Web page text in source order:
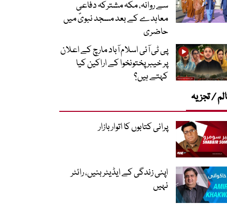
سے روانہ، مکہ مشترکہ دفاعی
معاہدے کے بعد مسجد نبویؐ میں
حاضری
پی ٹی آئی اسلام آباد مارچ کے اعلان
پر خیبر پختونخوا کے اراکین کیا
کہتے ہیں؟
/ تجزیہ
پرانی کتابوں کا اتوار بازار
اپنی زندگی کے ایڈیٹر بنیں، رائٹر
نہیں